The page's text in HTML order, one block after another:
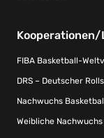
Kooperationen/
FIBA Basketball-
DRS – Deutscher
Nachwuchs
Weibliche